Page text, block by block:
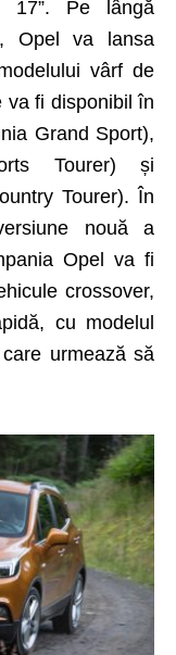
17”. Pe lângă
Opel va lansa
vârf de
va fi disponibil în
Grand Sport),
Tourer) și
Tourer). În
nouă a
Opel va fi
crossover,
cu modelul
urmează să